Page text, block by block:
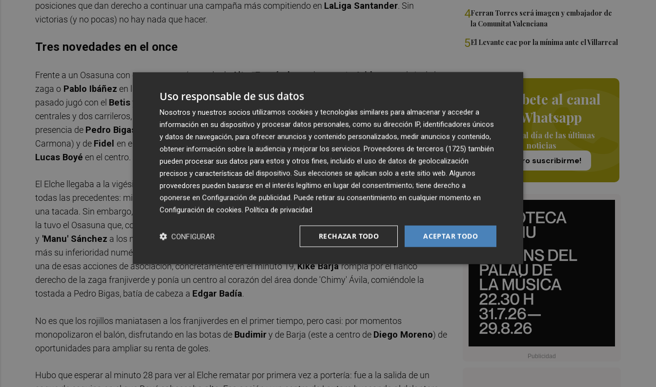
4Ferran Torres será imagen y embajador de
la Comunitat Valenciana
5El Levante cae por la mínima ante el Villarreal
Suscríbete al canal
de Whatsapp
Siempre al día de las últimas
noticias
¡Quiero suscribirme!
posiciones que dan derecho a continuar una campaña más compitiendo en LaLiga Santander. Sin
victorias (y no pocas) no hay nada que hacer.
Tres novedades en el once
Frente a un Osasuna con caras nuevas (como la deAitor Fernándezen la portería,Aridaneen el eje de la
zaga o Pablo Ibáñez en la sala de máquinas) ante el atracón de partidos por la
pasado jugó con el Betisy el próximo lo hará con elSevilla), Machín apostaba por mantener la línea de tres
centrales y dos carrileros, por el
1-3-4-3como sistema, destacando como novedades en el once la
presencia de Pedro Bigas en el eje de la zaga, deLautaro Blancoen el carril izquierdo (el derecho era para
Carmona) y de Fidel en el flanco izquierdo de un ataque que completaban Pere Milla
en la derecha y
Lucas Boyé en el centro.
El Elche llegaba a la vigésima cita del curso liguero con los mismos objetivos con los que había encarado
todas las precedentes: minimizar errores, maximizar virtudes y, en todo caso, sumar por fin tres puntos de
una tacada. Sin embargo, una vez el balón echó a rodar, todo se le empezó a complicar. Buena culpa de ello
la tuvo el Osasuna que, con
había sido duda hasta última hora)
y 'Manu' Sánchez a los mandos, se hizo pronto con el control del esférico (el Elche pagaba caro una vez
más su inferioridad numérica en el centro del campo) y lo llevó de una banda a otra con mucho criterio. En
una de esas acciones de asociación, concretamente en el minuto 19,Kike Barjarompía por el flanco
derecho de la zaga franjiverde y ponía un centro al corazón del área donde 'Chimy' Ávila, comiéndole la
tostada a Pedro Bigas, batía de cabeza a Edgar Badía.
No es que los rojillos maniatasen a los franjiverdes en el primer tiempo, pero casi: por momentos
monopolizaron el balón, disfrutando en las botas de Budimiry de Barja (este a centro de Diego Moreno) de
oportunidades para ampliar su renta de goles.
Hubo que esperar al minuto 28 para ver al Elche rematar por primera vez a portería: fue a la salida de un
Uso responsable de sus datos
Nosotros y nuestros socios utilizamos cookies y tecnologías similares para almacenar y acceder a
información en su dispositivo y procesar datos personales, como su dirección IP, identificadores únicos
y datos de navegación, para ofrecer anuncios y contenido personalizados, medir anuncios y contenido,
obtener información sobre la audiencia y mejorar los servicios. Proveedores de terceros (1725) también
pueden procesar sus datos para estos y otros fines, incluido el uso de datos de geolocalización
precisos y características del dispositivo. Sus elecciones se aplican solo a este sitio web. Algunos
proveedores pueden basarse en el interés legítimo en lugar del consentimiento; tiene derecho a
oponerse en Configuración de publicidad. Puede retirar su consentimiento en cualquier momento en
Configuración de cookies. Política de privacidad
ACEPTAR TODO
RECHAZAR TODO
CONFIGURAR